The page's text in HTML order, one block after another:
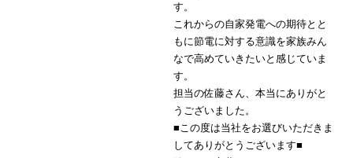
す。
これからの自家発電への期待とと
もに節電に対する意識を家族みん
なで高めていきたいと感じていま
す。
担当の佐藤さん、本当にありがと
うございました。
■この度は当社をお選びいただきま
してありがとうございます■